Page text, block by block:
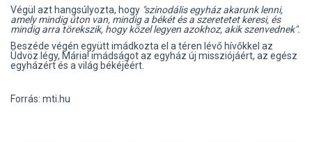
Végül azt hangsúlyozta, hogy "szinodális egyház akarunk lenni,
amely mindig úton van, mindig a békét és a szeretetet keresi, és
mindig arra törekszik, hogy közel legyen azokhoz, akik szenvednek".
Beszéde végén együtt imádkozta el a téren lévő hívőkkel az
Üdvöz légy, Mária! imádságot az egyház új missziójáért, az egész
egyházért és a világ békéjéért.
Forrás: mti.hu